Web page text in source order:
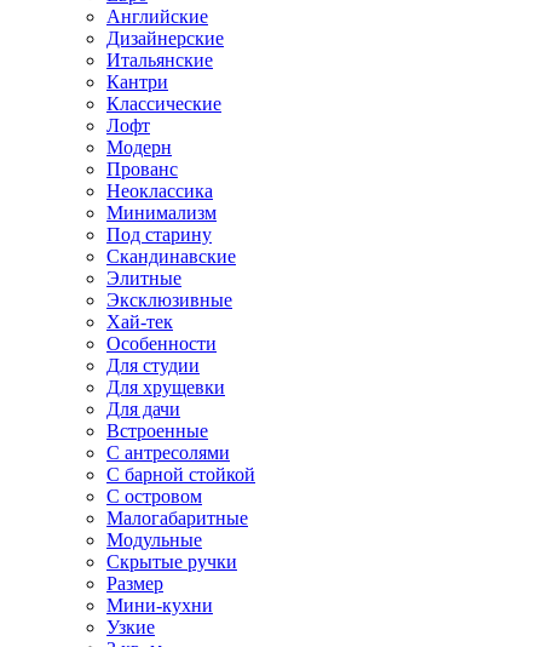
Английские
Дизайнерские
Итальянские
Кантри
Классические
Лофт
Модерн
Прованс
Неоклассика
Минимализм
Под старину
Скандинавские
Элитные
Эксклюзивные
Хай-тек
Особенности
Для студии
Для хрущевки
Для дачи
Встроенные
С антресолями
С барной стойкой
С островом
Малогабаритные
Модульные
Скрытые ручки
Размер
Мини-кухни
Узкие